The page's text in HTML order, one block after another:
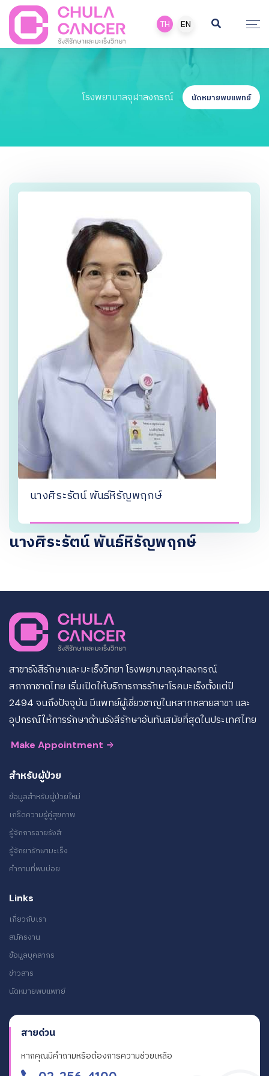
TH EN
โรงพยาบาลจุฬาลงกรณ์ นัดหมายพบแพทย์
นางศิระรัตน์ พันธ์หิรัญพฤกษ์
นางศิระรัตน์ พันธ์หิรัญพฤกษ์
สาขารังสีรักษาและมะเร็งวิทยา โรงพยาบาลจุฬาลงกรณ์
สภากาชาดไทย เริ่มเปิดให้บริการการรักษาโรคมะเร็งตั้งแต่ปี
2494 จนถึงปัจจุบัน มีแพทย์ผู้เชี่ยวชาญในหลากหลายสาขา และ
อุปกรณ์ให้การรักษาด้านรังสีรักษาอันทันสมัยที่สุดในประเทศไทย
Make Appointment
สำหรับผู้ป่วย
ข้อมูลสำหรับผู้ป่วยใหม่
เกร็ดความรู้คู่สุขภาพ
รู้จักการฉายรังสี
รู้จักยารักษามะเร็ง
คำถามที่พบบ่อย
Links
เกี่ยวกับเรา
สมัครงาน
ข้อมูลบุคลากร
ข่าวสาร
นัดหมายพบแพทย์
สายด่วน
หากคุณมีคำถามหรือต้องการความช่วยเหลือ